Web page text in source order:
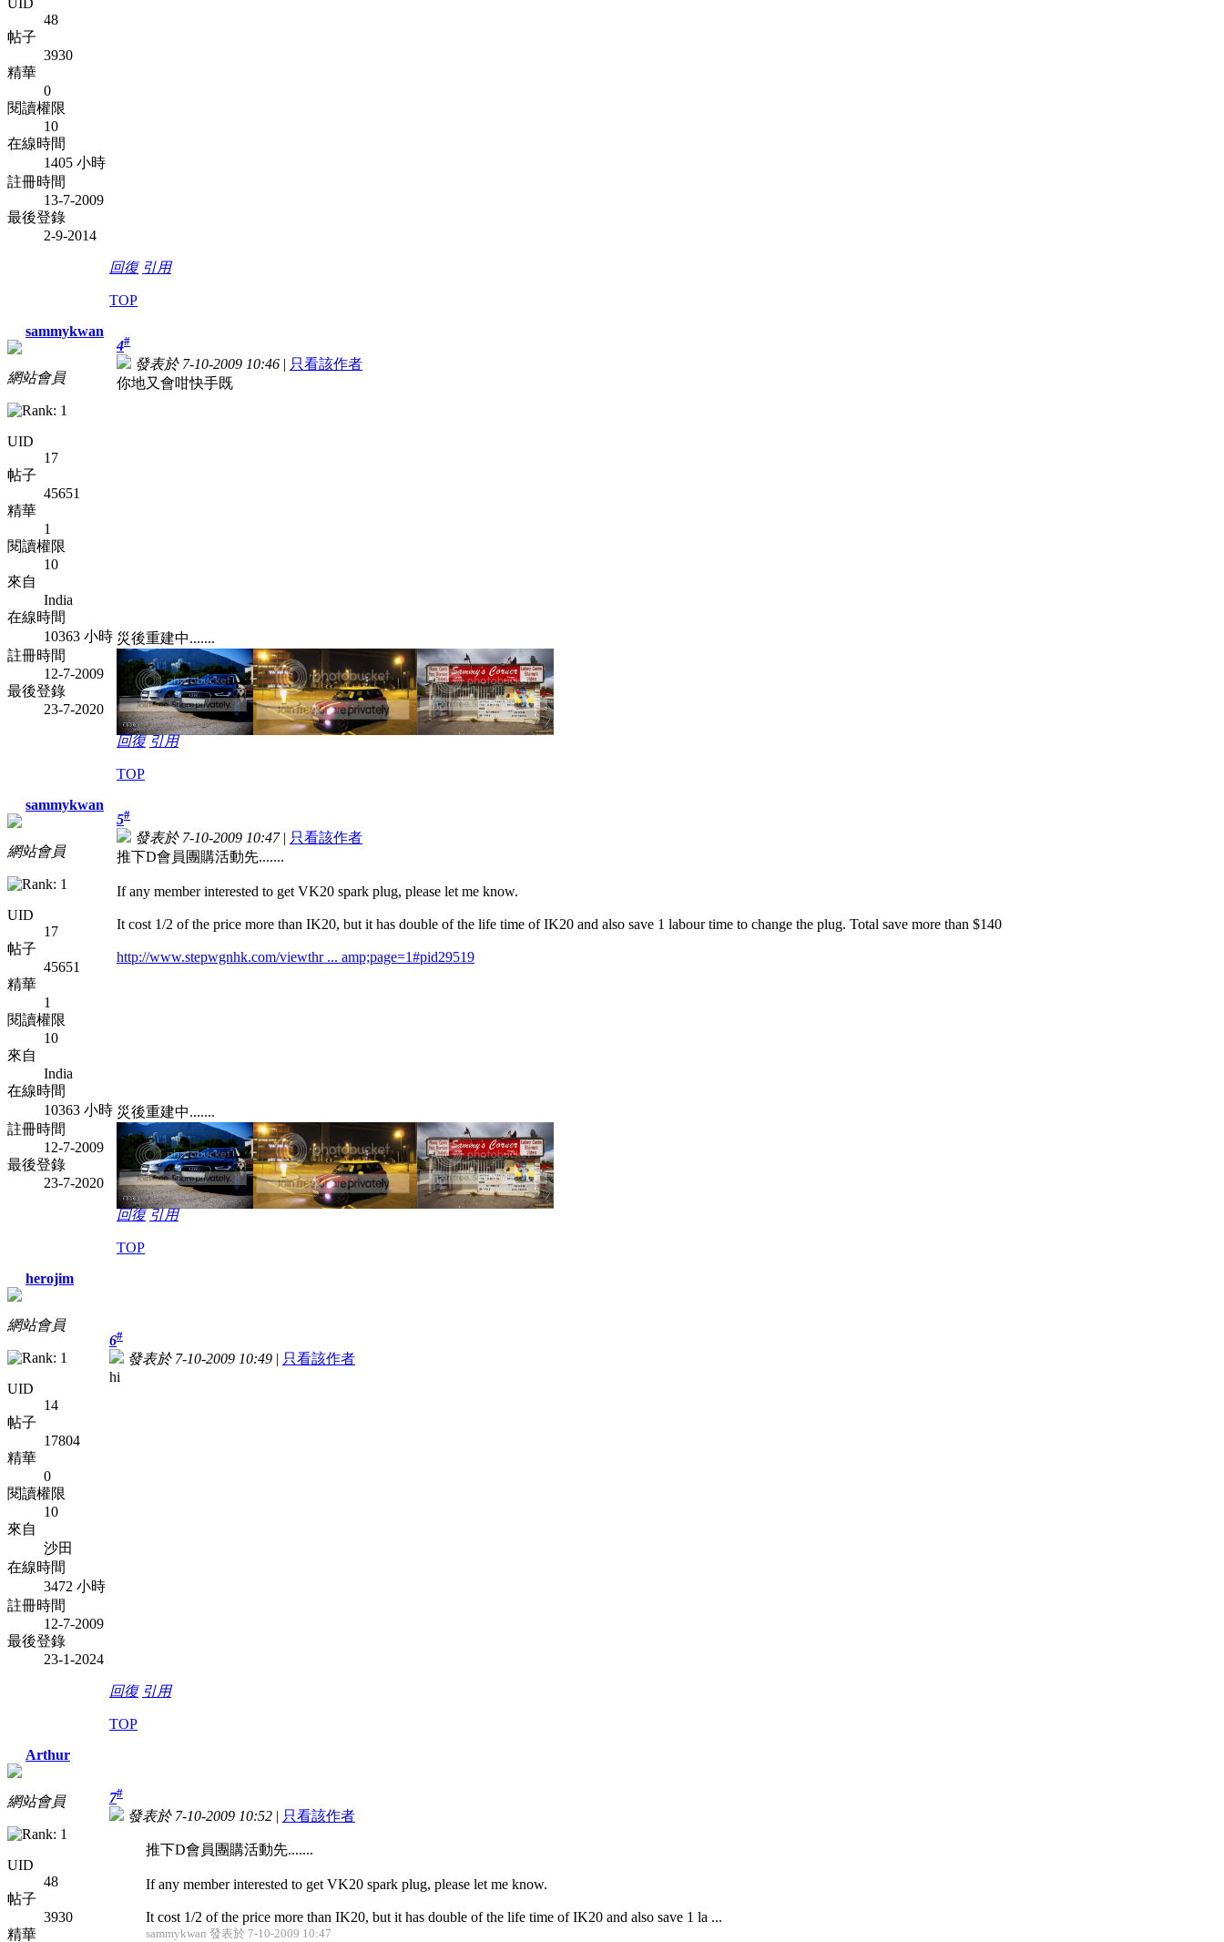
48
帖子
3930
精華
0
閱讀權限
10
在線時間
1405 小時
註冊時間
13-7-2009
最後登錄
2-9-2014
回復 引用
TOP
sammykwan
網站會員
UID
17
帖子
45651
精華
1
閱讀權限
10
來自
India
在線時間
10363 小時
註冊時間
12-7-2009
最後登錄
23-7-2020
4#
發表於 7-10-2009 10:46 | 只看該作者
你地又會咁快手既
災後重建中.......
回復 引用
TOP
sammykwan
網站會員
UID
17
帖子
45651
精華
1
閱讀權限
10
來自
India
在線時間
10363 小時
註冊時間
12-7-2009
最後登錄
23-7-2020
5#
發表於 7-10-2009 10:47| 只看該作者
推下D會員團購活動先.......
If any member interested to get VK20 spark plug, please let me know.
It cost 1/2 of the price more than IK20, but it has double of the life time of IK20 and also save 1 labour time to change the plug. Total save more than $140
http://www.stepwgnhk.com/viewthr ... amp;page=1#pid29519
災後重建中.......
回復 引用
TOP
herojim
網站會員
UID
14
帖子
17804
精華
0
閱讀權限
10
來自
沙田
在線時間
3472 小時
註冊時間
12-7-2009
最後登錄
23-1-2024
6#
發表於 7-10-2009 10:49 | 只看該作者
hi
回復 引用
TOP
Arthur
網站會員
UID
48
帖子
3930
精華
7#
發表於 7-10-2009 10:52 | 只看該作者
推下D會員團購活動先.......
If any member interested to get VK20 spark plug, please let me know.
It cost 1/2 of the price more than IK20, but it has double of the life time of IK20 and also save 1 la ...
sammykwan 發表於 7-10-2009 10:47